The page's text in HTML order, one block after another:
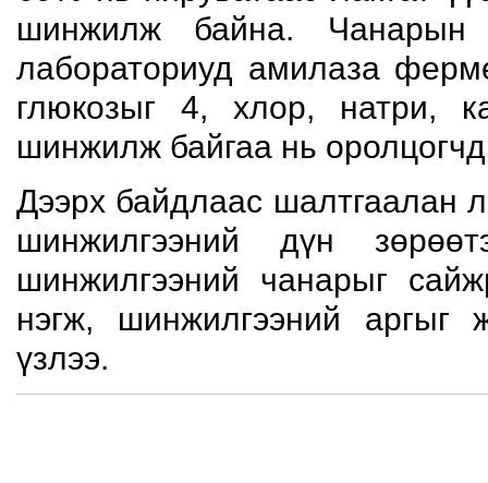
шинжилж байна. Чанарын
лабораториуд амилаза
глюкозыг 4, хлор, натри,
шинжилж байгаа нь
Дээрх байдлаас шалтгаалан
шинжилгээний дүн
шинжилгээний чанарыг
нэгж, шинжилгээний аргыг
үзлээ.